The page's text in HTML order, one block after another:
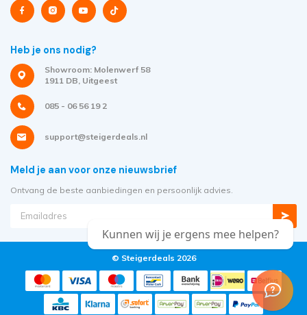
Heb je ons nodig?
Showroom: Molenwerf 58
1911 DB, Uitgeest
085 - 06 56 19 2
support@steigerdeals.nl
Meld je aan voor onze nieuwsbrief
Ontvang de beste aanbiedingen en persoonlijk advies.
© Steigerdeals 2026
Kunnen wij je ergens mee helpen?